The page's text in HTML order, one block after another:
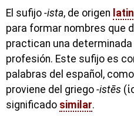
El sufijo -ista, de origen
para formar nombres que
practican una
profesión. Este sufijo es
palabras del español, como
proviene del griego -istēs
significado similar.